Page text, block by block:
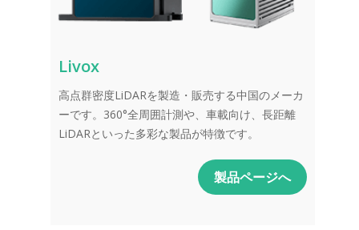
Livox
高点群密度LiDARを製造・販売する中国のメーカ
ーです。360°全周囲計測や、車載向け、長距離
LiDARといった多彩な製品が特徴です。
製品ページへ